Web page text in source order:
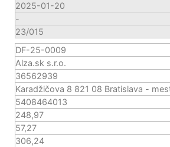
2025-01-20
-
23/015
DF-25-0009
Alza.sk s.r.o.
36562939
Karadžičova 8 821 08 Bratislava -
5408464013
248,97
57,27
306,24